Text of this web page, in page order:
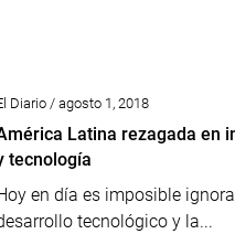
Diario / agosto 1, 2018
Latina rezagada en
tecnología
en día es imposible
tecnológico y la...